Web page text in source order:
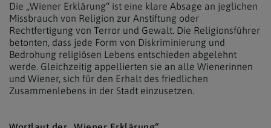
Die „Wiener Erklärung“ ist eine klare Absage an jeglichen
Missbrauch von Religion zur Anstiftung oder
Rechtfertigung von Terror und Gewalt. Die Religionsführer
betonten, dass jede Form von Diskriminierung und
Bedrohung religiösen Lebens entschieden abgelehnt
werde. Gleichzeitig appellierten sie an alle Wienerinnen
und Wiener, sich für den Erhalt des friedlichen
Zusammenlebens in der Stadt einzusetzen.